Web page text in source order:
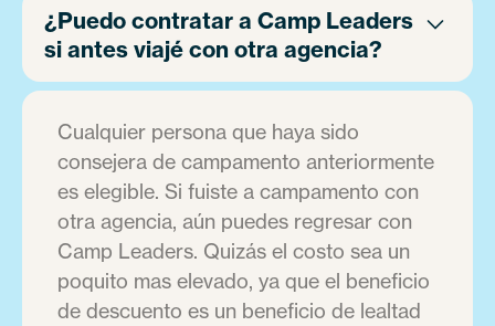
¿Puedo contratar a Camp Leaders
si antes viajé con otra agencia?
Cualquier persona que haya sido
consejera de campamento anteriormente
es elegible. Si fuiste a campamento con
otra agencia, aún puedes regresar con
Camp Leaders. Quizás el costo sea un
poquito mas elevado, ya que el beneficio
de descuento es un beneficio de lealtad